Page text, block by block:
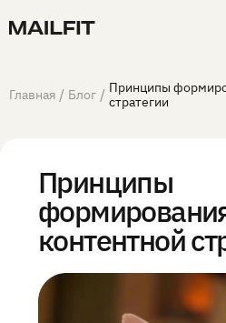
Главная / Блог / Принципы
стратегии
Принципы
контентной